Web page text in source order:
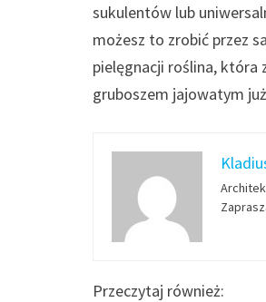
sukulentów lub
możesz to zrobić przez
pielęgnacji roślina, która
gruboszem jajowatym
Przeczytaj również: